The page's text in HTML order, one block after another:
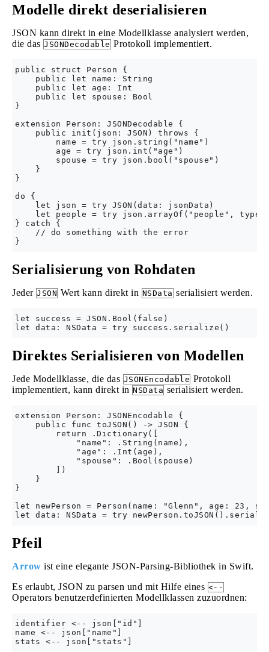
Modelle direkt deserialisieren
JSON kann direkt in eine Modellklasse analysiert werden,
die das JSONDecodable Protokoll implementiert.
public struct Person {
    public let name: String
    public let age: Int
    public let spouse: Bool
}
extension Person: JSONDecodable {
    public init(json: JSON) throws {
        name = try json.string("name")
        age = try json.int("age")
        spouse = try json.bool("spouse")
    }
}
do {
    let json = try JSON(data: jsonData)
let people = try json.arrayOf("people", type:
} catch {
    // do something with the error
Serialisierung von Rohdaten
Jeder JSON Wert kann direkt in NSData serialisiert werden.
let success = JSON.Bool(false)
Direktes Serialisieren von Modellen
Jede Modellklasse, die das JSONEncodable Protokoll
implementiert, kann direkt in NSData serialisiert werden.
extension Person: JSONEncodable {
    public func toJSON() -> JSON {
        return .Dictionary([
            "name": .String(name),
            "age": .Int(age),
            "spouse": .Bool(spouse)
        ])
    }
}
let newPerson = Person(name: "Glenn", age: 23,
Pfeil
Arrow ist eine elegante JSON-Parsing-Bibliothek in Swift.
Es erlaubt, JSON zu parsen und mit Hilfe eines <--
Operators benutzerdefinierten Modellklassen zuzuordnen:
identifier <-- json["id"]
name <-- json["name"]